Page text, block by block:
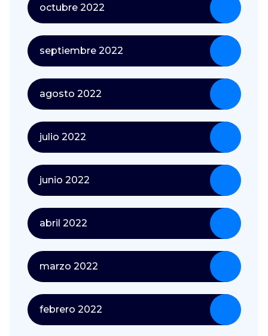
octubre 2022
septiembre 2022
agosto 2022
julio 2022
junio 2022
abril 2022
marzo 2022
febrero 2022